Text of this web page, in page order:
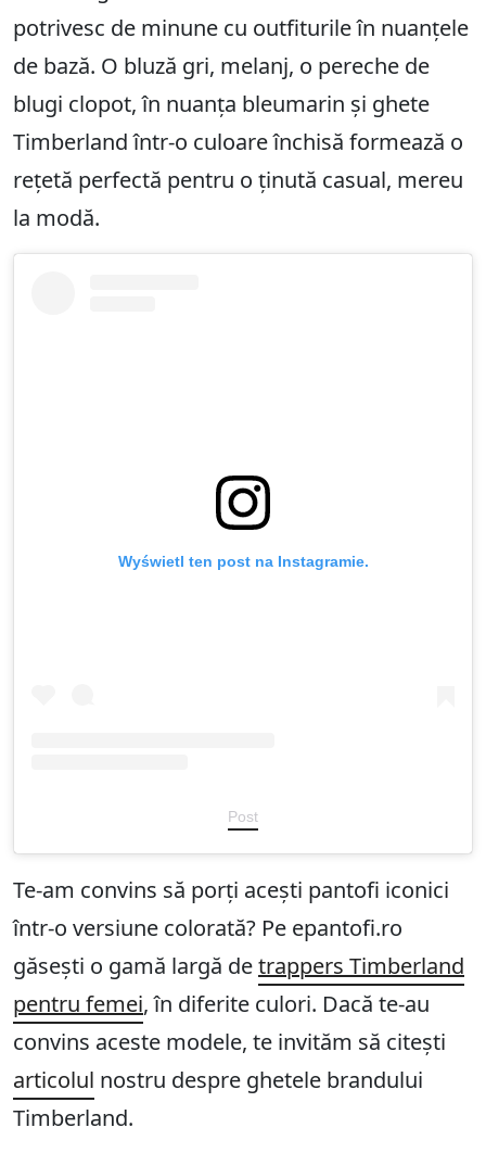
potrivesc de minune cu outfiturile în nuanțele
de bază. O bluză gri, melanj, o pereche de
blugi clopot, în nuanța bleumarin și ghete
Timberland într-o culoare închisă formează o
rețetă perfectă pentru o ținută casual, mereu
la modă.
Wyświetl ten post na Instagramie.
Post
Te-am convins să porți acești pantofi iconici
într-o versiune colorată? Pe epantofi.ro
găsești o gamă largă detrappers Timberland
pentru femei, în diferite culori. Dacă te-au
convins aceste modele, te invităm să citești
articolul nostru despre ghetele brandului
Timberland.